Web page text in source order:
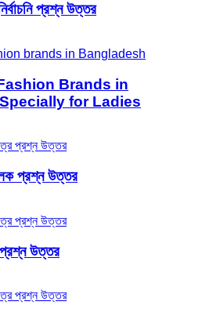
প্রশ্ন উত্তর
Brands in
for Ladies
প্রশ্ন উত্তর
প্রশ্ন উত্তর